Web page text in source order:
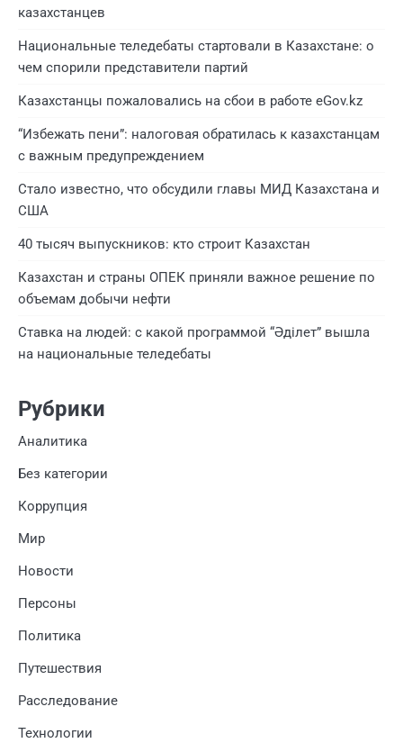
казахстанцев
Национальные теледебаты стартовали в Казахстане: о
чем спорили представители партий
Казахстанцы пожаловались на сбои в работе eGov.kz
“Избежать пени”: налоговая обратилась к казахстанцам
с важным предупреждением
Стало известно, что обсудили главы МИД Казахстана и
США
40 тысяч выпускников: кто строит Казахстан
Казахстан и страны ОПЕК приняли важное решение по
объемам добычи нефти
Ставка на людей: с какой программой “Әділет” вышла
на национальные теледебаты
Рубрики
Аналитика
Без категории
Коррупция
Мир
Новости
Персоны
Политика
Путешествия
Расследование
Технологии